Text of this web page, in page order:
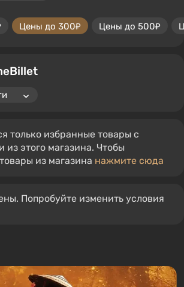
Цены до 300₽ Цены до 500₽
только избранные товары с
этого магазина. Чтобы
из магазина нажмите сюда
Попробуйте изменить условия